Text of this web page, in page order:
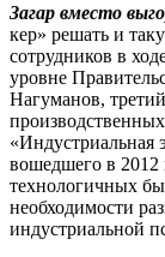
Загар вместо
кер» решать и
сотрудников в
уровне
Нагуманов,
«Индус­триальная
вошедшего в
технологичных
необходимости
индустриальной